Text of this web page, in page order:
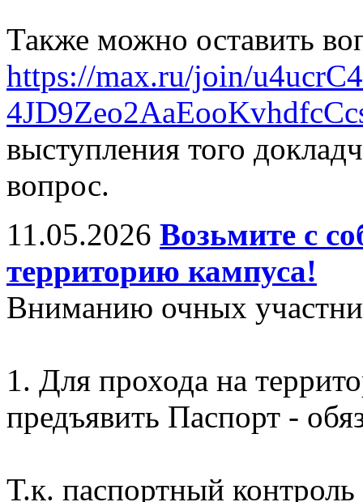
Также можно оставить
https://max.ru/join/
выступления того
вопрос.
11.05.2026 Возьмите с
территорию кампуса!
Вниманию очных
1. Для прохода на
предъявить Паспорт -
Т.к. паспортный